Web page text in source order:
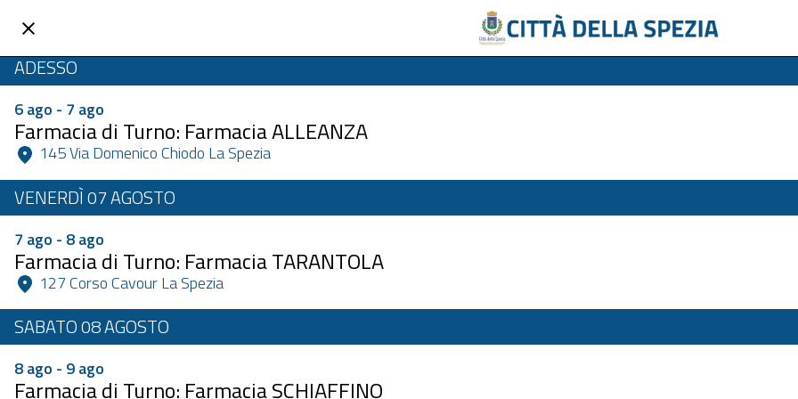
ADESSO
6 ago - 7 ago
Farmacia di Turno: Farmacia ALLEANZA
VENERDÌ 07 AGOSTO
7 ago - 8 ago
Farmacia di Turno: Farmacia TARANTOLA
SABATO 08 AGOSTO
8 ago - 9 ago
Farmacia di Turno: Farmacia SCHIAFFINO